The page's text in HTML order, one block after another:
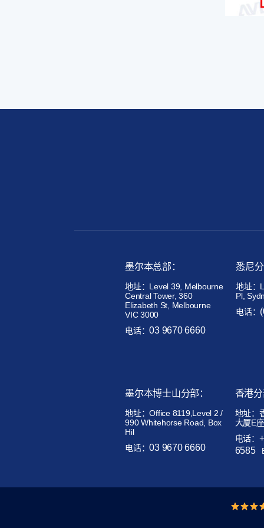
墨尔本总部：
地址：Level 39, Melbourne
Central Tower, 360
Elizabeth St, Melbourne
VIC 3000
电话：03 9670 6660
悉尼
地址：
Pl,
电话：
墨尔本博士山分部：
地址：Office 8119,Level 2 /
990 Whitehorse Road, Box
Hil
电话：03 9670 6660
香港
地址：
大厦E
电话：
6585